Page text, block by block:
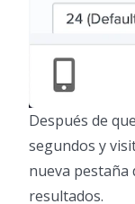
Después de
segundos y
nueva
resultados.